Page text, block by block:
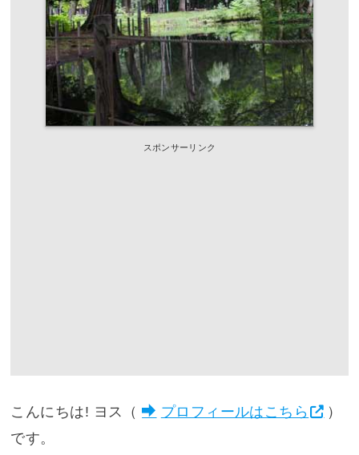
スポンサーリンク
こんにちは! ヨス（ プロフィールはこちら
）
です。